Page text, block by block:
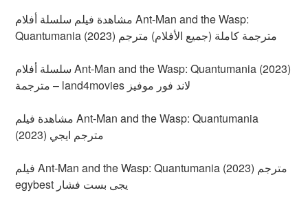
مشاهدة فيلم سلسلة أفلام Ant-Man and the Wasp:
Quantumania (2023) مترجمة كاملة (جميع الأفلام) مترجم
سلسلة أفلام Ant-Man and the Wasp: Quantumania (2023)
مترجمة – land4movies لاند فور موفيز
مشاهدة فيلم Ant-Man and the Wasp: Quantumania
(2023) مترجم ايجي
فيلم Ant-Man and the Wasp: Quantumania (2023) مترجم
egybest يجى بست فشار